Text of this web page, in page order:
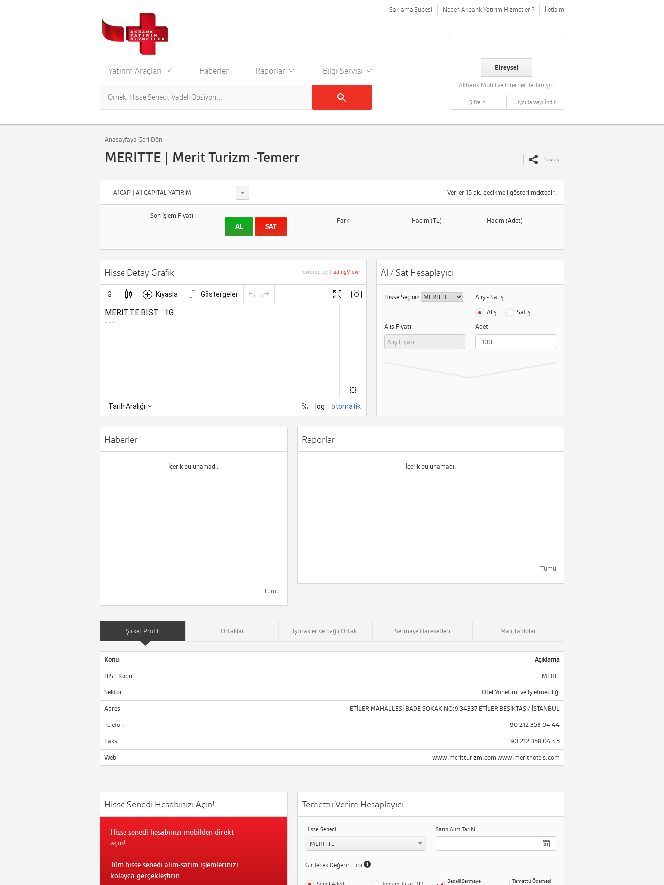
Saklama Şubesi Neden Akbank Yatırım Hizmetleri? İletişim
Bireysel
Akbank Mobil ve İnternet ile Tanışın
Şifre Al Uygulamayı İndir
Yatırım Araçları Haberler Raporlar Bilgi Servisi
Anasayfaya Geri Dön
MERITTE | Merit Turizm -Temerr Paylaş
A1CAP | A1 CAPITAL YATIRIM Veriler 15 dk. gecikmeli gösterilmektedir.
Son İşlem Fiyatı
AL SAT
Fark Hacim (TL) Hacim (Adet)
Hisse Detay Grafik Powered by TradingView Al / Sat Hesaplayıcı
Hisse Seçiniz
Alış - Satış
Alış
Satış
Alış Fiyatı
Adet
Haberler
İçerik bulunamadı.
Tümü
Raporlar
İçerik bulunamadı.
Tümü
Şirket Profili Ortaklar İştirakler ve bağlı Ortak. Sermaye Hareketleri Mali Tablolar
Konu Açıklama
BIST Kodu MERIT
Sektör Otel Yönetimi ve İşletmeciliği
Adres ETİLER MAHALLESİ BADE SOKAK NO:9 34337 ETİLER BEŞİKTAŞ / İSTANBUL
Telefon 90 212 358 04 44
Faks 90 212 358 04 45
Web www.meritturizm.com www.merithotels.com
Hisse Senedi Hesabınızı Açın!
Hisse senedi hesabınızı mobilden direkt
açın!
Tüm hisse senedi alım-satım işlemlerinizi
kolayca gerçekleştirin.
Temettü Verim Hesaplayıcı
Hisse Senedi
MERITTE
Satın Alım Tarihi
Girilecek Değerin Tipi
Senet Adedi Toplam Tutar (TL) Bedelli Sermaye Temettü Ödemesi